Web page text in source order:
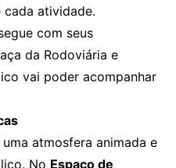
atividade.
com seus
da Rodoviária e
vai poder acompanhar
atmosfera animada e
No Espaço de